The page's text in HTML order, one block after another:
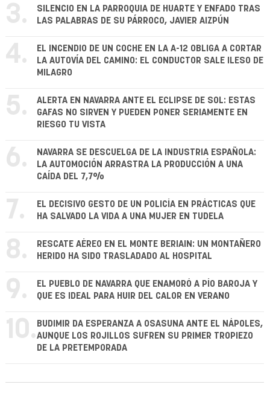
3.
SILENCIO EN LA PARROQUIA DE HUARTE Y ENFADO TRAS
LAS PALABRAS DE SU PÁRROCO, JAVIER AIZPÚN
4.
EL INCENDIO DE UN COCHE EN LA A-12 OBLIGA A CORTAR
LA AUTOVÍA DEL CAMINO: EL CONDUCTOR SALE ILESO DE
MILAGRO
5.
ALERTA EN NAVARRA ANTE EL ECLIPSE DE SOL: ESTAS
GAFAS NO SIRVEN Y PUEDEN PONER SERIAMENTE EN
RIESGO TU VISTA
6.
NAVARRA SE DESCUELGA DE LA INDUSTRIA ESPAÑOLA:
LA AUTOMOCIÓN ARRASTRA LA PRODUCCIÓN A UNA
CAÍDA DEL 7,7%
7.
EL DECISIVO GESTO DE UN POLICÍA EN PRÁCTICAS QUE
HA SALVADO LA VIDA A UNA MUJER EN TUDELA
8.
RESCATE AÉREO EN EL MONTE BERIAIN: UN MONTAÑERO
HERIDO HA SIDO TRASLADADO AL HOSPITAL
9.
EL PUEBLO DE NAVARRA QUE ENAMORÓ A PÍO BAROJA Y
QUE ES IDEAL PARA HUIR DEL CALOR EN VERANO
10. BUDIMIR DA ESPERANZA A OSASUNA ANTE EL NÁPOLES,
AUNQUE LOS ROJILLOS SUFREN SU PRIMER TROPIEZO
DE LA PRETEMPORADA